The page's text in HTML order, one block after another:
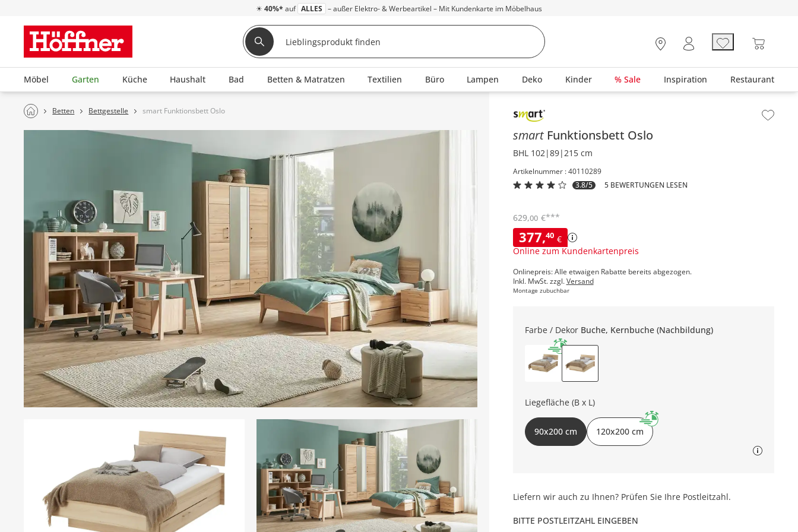
☀ 40%* auf ALLES – außer Elektro- & Werbeartikel – Mit Kundenkarte im Möbelhaus
Möbel Garten Küche Haushalt Bad Betten & Matratzen Textilien Büro Lampen Deko Kinder % Sale Inspiration Restaurant
Betten Bettgestelle smart Funktionsbett Oslo Inhalt der Seitenleiste überspringen - Zum Seitenende
smart Funktionsbett Oslo
BHL 102|89|215 cm
Artikelnummer : 40110289
3.8/5
5 BEWERTUNGEN LESEN
377,40 €
Online zum Kundenkartenpreis
629,00 €***
Onlinepreis: Alle etwaigen Rabatte bereits abgezogen.
Inkl. MwSt. zzgl.Versand
Montage zubuchbar
Farbe / Dekor Buche, Kernbuche (Nachbildung)
Liegefläche (B x L)
90x200 cm 120x200 cm
Liefern wir auch zu Ihnen? Prüfen Sie Ihre Postleitzahl.
BITTE POSTLEITZAHL EINGEBEN